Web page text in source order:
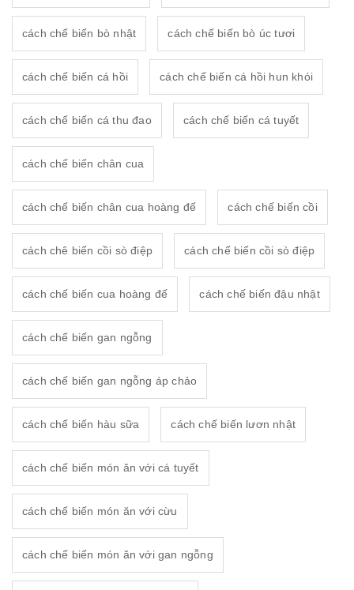
cách chế biến bò nhật cách chế biến bò úc tươi
cách chế biến cá hồi cách chế biến cá hồi hun khói
cách chế biến cá thu đao cách chế biến cá tuyết
cách chế biến chân cua
cách chế biến chân cua hoàng đế cách chế biến cồi
cách chê biến cồi sò điệp cách chế biến cồi sò điệp
cách chế biến cua hoàng đế cách chế biến đậu nhật
cách chế biến gan ngỗng
cách chế biến gan ngỗng áp chảo
cách chế biến hàu sữa cách chế biến lươn nhật
cách chế biến món ăn với cá tuyết
cách chế biến món ăn với cừu
cách chế biến món ăn với gan ngỗng